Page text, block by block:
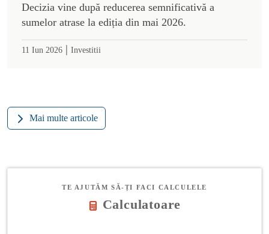
Decizia vine după reducerea semnificativă a
sumelor atrase la ediția din mai 2026.
11 Iun 2026 | Investitii
Mai multe articole
TE AJUTĂM SĂ-ȚI FACI CALCULELE
Calculatoare